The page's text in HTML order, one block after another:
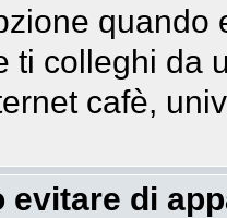
quando
ti colleghi da
cafè,
evitare di